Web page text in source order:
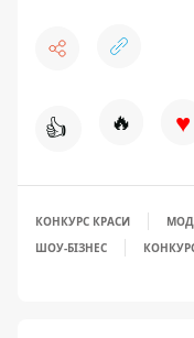
👍 🔥 ♥
КОНКУРС КРАСИ
ШОУ-БІЗНЕС